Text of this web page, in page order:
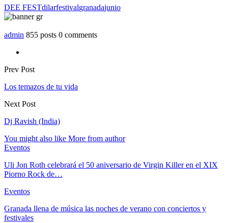
DEE FESTdilarfestivalgranadajunio
admin 855 posts 0 comments
Prev Post
Los temazos de tu vida
Next Post
Dj Ravish (India)
You might also like More from author
Eventos
Uli Jon Roth celebrará el 50 aniversario de Virgin Killer en el XIX
Piorno Rock de…
Eventos
Granada llena de música las noches de verano con conciertos y
festivales